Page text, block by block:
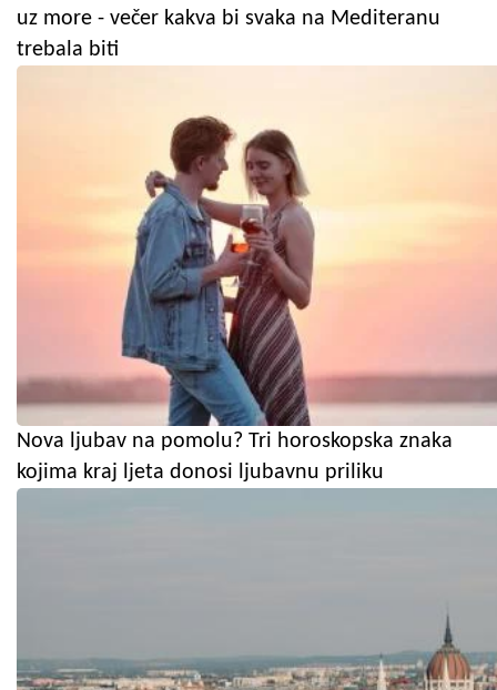
uz more - večer kakva bi svaka na Mediteranu
trebala biti
Nova ljubav na pomolu? Tri horoskopska znaka
kojima kraj ljeta donosi ljubavnu priliku